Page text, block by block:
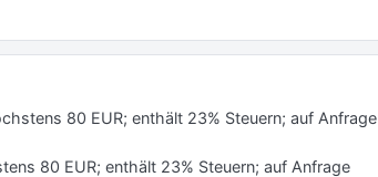
80 EUR; enthält 23% Steuern; auf Anfrage
80 EUR; enthält 23% Steuern; auf Anfrage